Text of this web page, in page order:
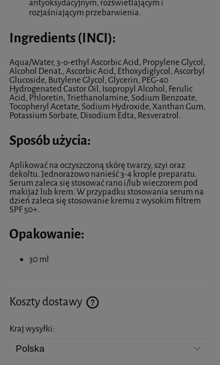
antyoksydacyjnym, rozświetlającym i
rozjaśniającym przebarwienia.
Ingredients (INCI):
Aqua/Water, 3-o-ethyl Ascorbic Acid, Propylene Glycol,
Alcohol Denat., Ascorbic Acid, Ethoxydiglycol, Ascorbyl
Glucoside, Butylene Glycol, Glycerin, PEG-40
Hydrogenated Castor Oil, Isopropyl Alcohol, Ferulic
Acid, Phloretin, Triethanolamine, Sodium Benzoate,
Tocopheryl Acetate, Sodium Hydroxide, Xanthan Gum,
Potassium Sorbate, Disodium Edta, Resveratrol.
Sposób użycia:
Aplikować na oczyszczoną skórę twarzy, szyi oraz
dekoltu. Jednorazowo nanieść 3-4 krople preparatu.
Serum zaleca się stosować rano i/lub wieczorem pod
makijaż lub krem. W przypadku stosowania serum na
dzień zaleca się stosowanie kremu z wysokim filtrem
SPF 50+.
Opakowanie:
30 ml
Koszty dostawy
Cena nie zawiera ewentualnych kosztów płatności
Kraj wysyłki: